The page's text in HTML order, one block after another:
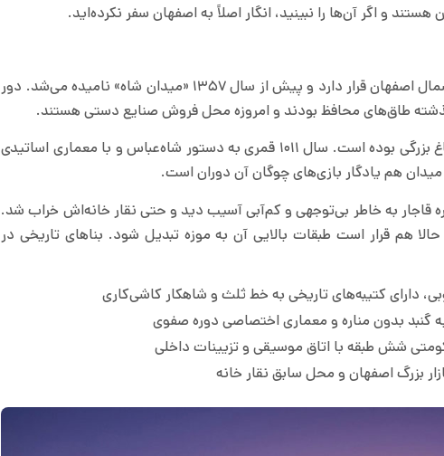
و اگر آن‌ها را نبینید، انگار اصلاً به اصفهان سفر نکرده‌اید.
این میدان مستطیل شکل با ابعاد ۵۶۰ در ۱۶۰ متر در شمال اصفهان قرار دارد و پیش از سال ۱۳۵۷ «میدان شاه» نامیده می‌شد. دور
این اثر که در فهرست یونسکو هم ثبت شده، در قدیم باغ بزرگی بوده است. سال ۱۰۱۱ قمری به دستور شاه‌عباس و با معماری اساتیدی
هم یادگار بازی‌های چوگان آن دوران است.
قاجار به خاطر بی‌توجهی و کم‌آبی آسیب دید و حتی نقار خانه‌اش خراب شد.
هم قرار است طبقات بالایی آن به موزه تبدیل شود. بناهای تاریخی در
دارای کتیبه‌های تاریخی به خط ثلث و شاهکار کاشی‌کاری
بدون مناره و معماری اختصاصی دوره صفوی
شش طبقه با اتاق موسیقی و تزیینات داخلی
بزرگ اصفهان و محل سابق نقار خانه